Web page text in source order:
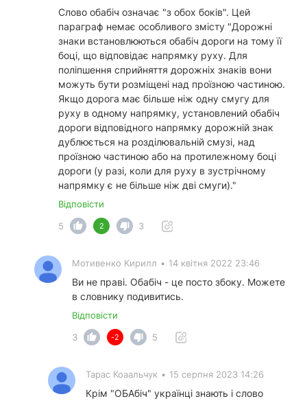
Слово обабіч означає "з обох боків". Цей
параграф немає особливого змісту "Дорожні
знаки встановлюються обабіч дороги на тому її
боці, що відповідає напрямку руху. Для
поліпшення сприйняття дорожніх знаків вони
можуть бути розміщені над проїзною частиною.
Якщо дорога має більше ніж одну смугу для
руху в одному напрямку, установлений обабіч
дороги відповідного напрямку дорожній знак
дублюється на розділювальній смузі, над
проїзною частиною або на протилежному боці
дороги (у разі, коли для руху в зустрічному
напрямку є не більше ніж дві смуги)."
Відповісти
5
2 3
Мотивенко Кирилл • 14 квітня 2022 23:46
Ви не праві. Обабіч - це посто збоку. Можете
в словнику подивитись.
Відповісти
3
-2 5
Тарас Коаальчук • 15 серпня 2023 14:26
Крім "ОБАбіч" українці знають і слово